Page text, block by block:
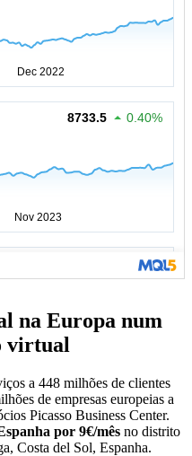
na Europa num
virtual
a 448 milhões de clientes
de empresas europeias a
Picasso Business Center.
por 9€/mês no distrito
Costa del Sol, Espanha.